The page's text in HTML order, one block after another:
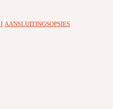
| AANSLUITINGSOPSIES